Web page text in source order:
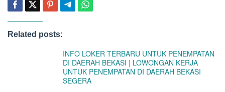
Related posts:
INFO LOKER TERBARU UNTUK PENEMPATAN
DI DAERAH BEKASI | LOWONGAN KERJA
UNTUK PENEMPATAN DI DAERAH BEKASI
SEGERA